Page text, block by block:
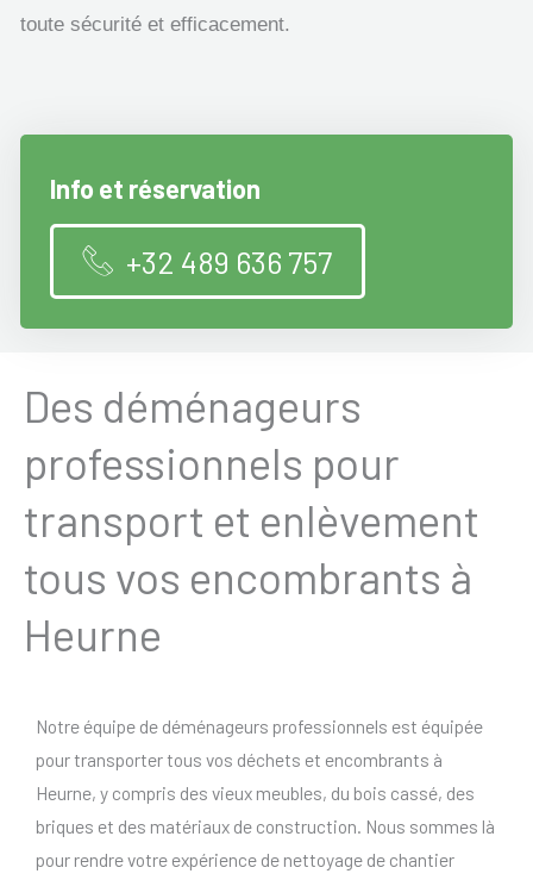
toute sécurité et efficacement.
Info et réservation
+32 489 636 757
Des déménageurs
professionnels pour
transport et enlèvement
tous vos encombrants à
Heurne
Notre équipe de déménageurs professionnels est équipée
pour transporter tous vos déchets et encombrants à
Heurne, y compris des vieux meubles, du bois cassé, des
briques et des matériaux de construction. Nous sommes là
pour rendre votre expérience de nettoyage de chantier